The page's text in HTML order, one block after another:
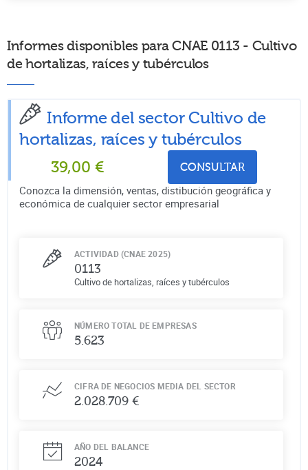
Informes disponibles para CNAE 0113 - Cultivo
de hortalizas, raíces y tubérculos
Informe del sector Cultivo de
hortalizas, raíces y tubérculos
39,00 € CONSULTAR
Conozca la dimensión, ventas, distibución geográfica y
económica de cualquier sector empresarial
ACTIVIDAD (CNAE 2025)
0113
Cultivo de hortalizas, raíces y tubérculos
NÚMERO TOTAL DE EMPRESAS
5.623
CIFRA DE NEGOCIOS MEDIA DEL SECTOR
2.028.709 €
AÑO DEL BALANCE
2024